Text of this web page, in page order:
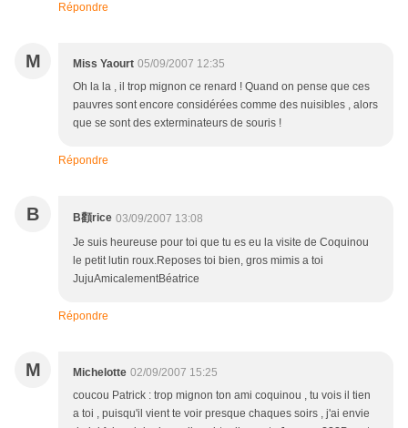
Répondre
M Miss Yaourt 05/09/2007 12:35
Oh la la , il trop mignon ce renard ! Quand on pense que ces
pauvres sont encore considérées comme des nuisibles , alors
que se sont des exterminateurs de souris !
Répondre
B B顴rice 03/09/2007 13:08
Je suis heureuse pour toi que tu es eu la visite de Coquinou
le petit lutin roux.Reposes toi bien, gros mimis a toi
JujuAmicalementBéatrice
Répondre
M Michelotte 02/09/2007 15:25
coucou Patrick : trop mignon ton ami coquinou , tu vois il tien
a toi , puisqu'il vient te voir presque chaques soirs , j'ai envie